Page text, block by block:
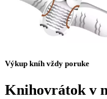
Výkup kníh vždy poruke
Knihovrátok v